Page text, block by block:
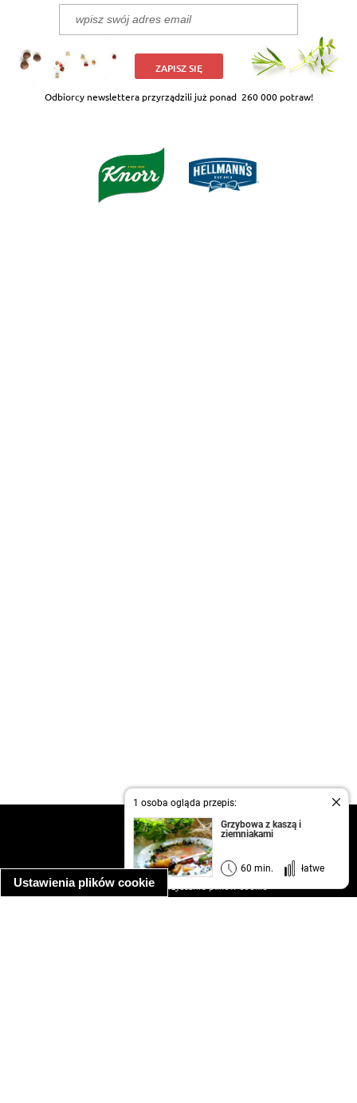
Ustawienia plików cookie
1 osoba ogląda przepis:
Grzybowa z kaszą i
ziemniakami
60 min. łatwe
ZAPISZ SIĘ
Odbiorcy newslettera przyrządzili już ponad 260 000 potraw!
kontakt
regulamin
informacja o prywatności
informacja o wykorzystaniu plików cookie